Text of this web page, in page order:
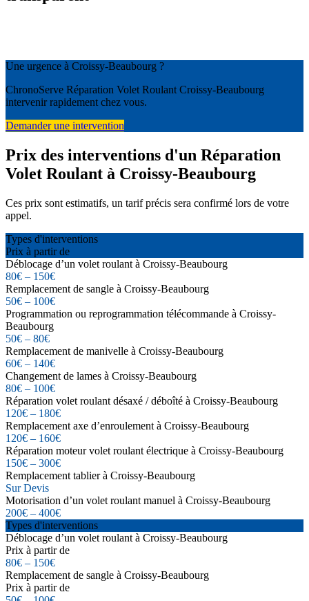
Une urgence à Croissy-Beaubourg ?
ChronoServe Réparation Volet Roulant Croissy-Beaubourg
intervenir rapidement chez vous.
Demander une intervention
Prix des interventions d'un Réparation
Volet Roulant à Croissy-Beaubourg
Ces prix sont estimatifs, un tarif précis sera confirmé lors de votre
appel.
Types d'interventions
Prix à partir de
Déblocage d’un volet roulant à Croissy-Beaubourg
80€ – 150€
Remplacement de sangle à Croissy-Beaubourg
50€ – 100€
Programmation ou reprogrammation télécommande à Croissy-
Beaubourg
50€ – 80€
Remplacement de manivelle à Croissy-Beaubourg
60€ – 140€
Changement de lames à Croissy-Beaubourg
80€ – 100€
Réparation volet roulant désaxé / déboîté à Croissy-Beaubourg
120€ – 180€
Remplacement axe d’enroulement à Croissy-Beaubourg
120€ – 160€
Réparation moteur volet roulant électrique à Croissy-Beaubourg
150€ – 300€
Remplacement tablier à Croissy-Beaubourg
Sur Devis
Motorisation d’un volet roulant manuel à Croissy-Beaubourg
200€ – 400€
Types d'interventions
Déblocage d’un volet roulant à Croissy-Beaubourg
Prix à partir de
80€ – 150€
Remplacement de sangle à Croissy-Beaubourg
Prix à partir de